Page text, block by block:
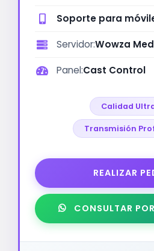
Soporte para
Servidor:Wowza
Panel:Cast Control
Calidad
Transmisión
REALIZAR
CONSULTAR